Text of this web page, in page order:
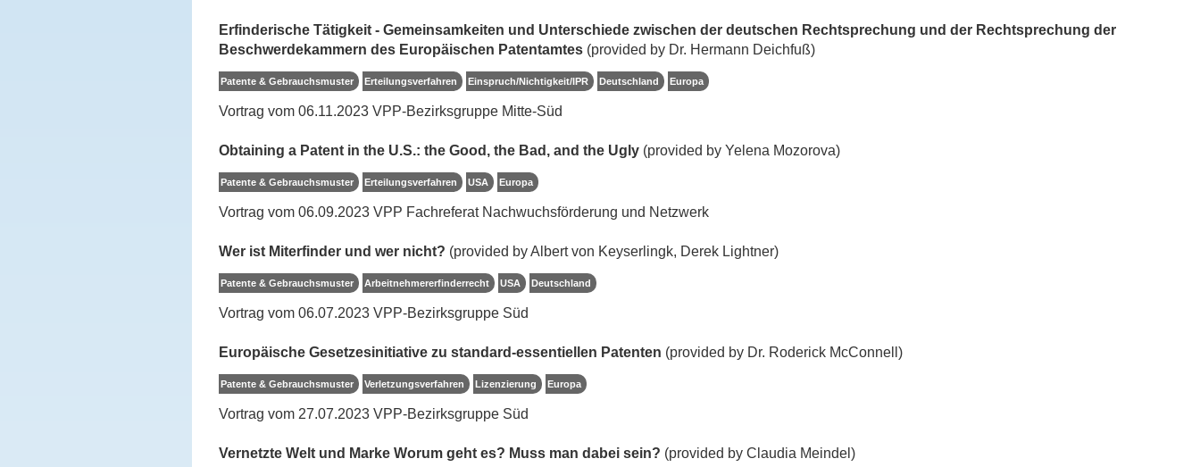
Erfinderische Tätigkeit - Gemeinsamkeiten und Unterschiede zwischen der deutschen Rechtsprechung und der Rechtsprechung der
Beschwerdekammern des Europäischen Patentamtes (provided by Dr. Hermann Deichfuß)
Patente & Gebrauchsmuster Erteilungsverfahren Einspruch/Nichtigkeit/IPR Deutschland Europa
Vortrag vom 06.11.2023 VPP-Bezirksgruppe Mitte-Süd
Obtaining a Patent in the U.S.: the Good, the Bad, and the Ugly (provided by Yelena Mozorova)
Patente & Gebrauchsmuster Erteilungsverfahren USA Europa
Vortrag vom 06.09.2023 VPP Fachreferat Nachwuchsförderung und Netzwerk
Wer ist Miterfinder und wer nicht? (provided by Albert von Keyserlingk, Derek Lightner)
Patente & Gebrauchsmuster Arbeitnehmererfinderrecht USA Deutschland
Vortrag vom 06.07.2023 VPP-Bezirksgruppe Süd
Europäische Gesetzesinitiative zu standard-essentiellen Patenten (provided by Dr. Roderick McConnell)
Patente & Gebrauchsmuster Verletzungsverfahren Lizenzierung Europa
Vortrag vom 27.07.2023 VPP-Bezirksgruppe Süd
Vernetzte Welt und Marke Worum geht es? Muss man dabei sein? (provided by Claudia Meindel)